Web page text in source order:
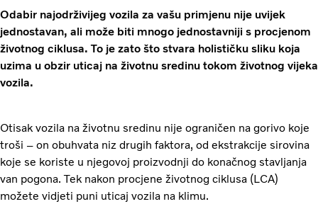
Odabir najodrživijeg vozila za vašu primjenu nije uvijek
jednostavan, ali može biti mnogo jednostavniji s procjenom
životnog ciklusa. To je zato što stvara holističku sliku koja
uzima u obzir uticaj na životnu sredinu tokom životnog vijeka
vozila.
Otisak vozila na životnu sredinu nije ograničen na gorivo koje
troši – on obuhvata niz drugih faktora, od ekstrakcije sirovina
koje se koriste u njegovoj proizvodnji do konačnog stavljanja
van pogona. Tek nakon procjene životnog ciklusa (LCA)
možete vidjeti puni uticaj vozila na klimu.